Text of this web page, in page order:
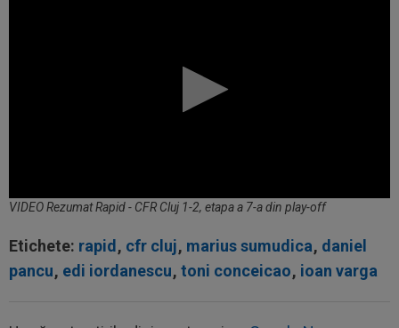
VIDEO Rezumat Rapid - CFR Cluj 1-2, etapa a 7-a din play-off
Etichete: rapid, cfr cluj, marius sumudica, daniel
pancu, edi iordanescu, toni conceicao, ioan varga